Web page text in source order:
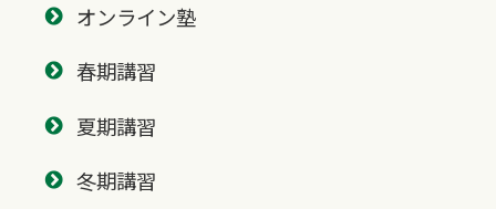
オンライン塾
春期講習
夏期講習
冬期講習